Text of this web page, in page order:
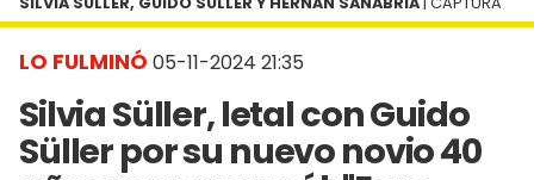
LO FULMINÓ 05-11-2024 21:35
Silvia Süller, letal con Guido
Süller por su nuevo novio 40